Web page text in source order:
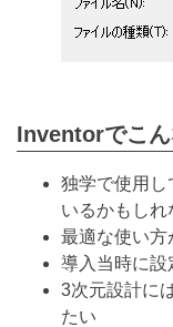
Inventorでこん
独学で使用し
いるかもしれ
最適な使い方
導入当時に設
3次元設計に
たい